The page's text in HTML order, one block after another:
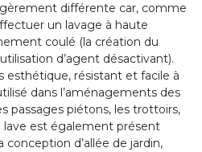
différente car, comme
un lavage à haute
coulé (la création du
d’agent désactivant).
esthétique, résistant et facile à
dans l’aménagements des
passages piétons, les trottoirs,
lave est également présent
conception d’allée de jardin,